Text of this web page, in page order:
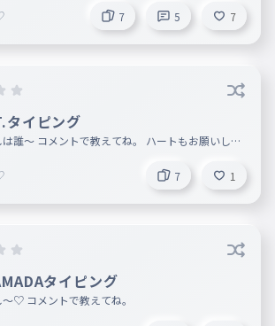
7 5 7
タイピング
誰〜 コメントで教えてね。 ハートもお願いしま
7 1
タイピング
♡ コメントで教えてね。